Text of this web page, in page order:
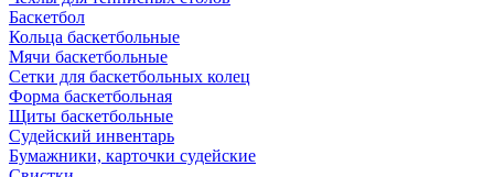
Баскетбол
Кольца баскетбольные
Мячи баскетбольные
Сетки для баскетбольных колец
Форма баскетбольная
Щиты баскетбольные
Судейский инвентарь
Бумажники, карточки судейские